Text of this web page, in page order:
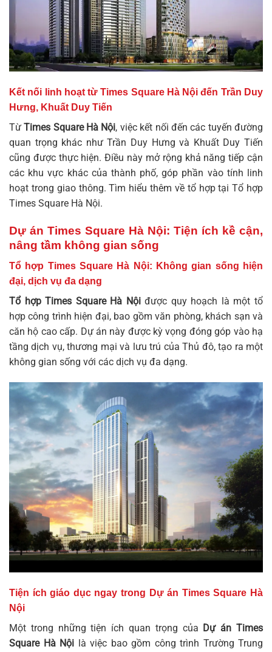
Kết nối linh hoạt từ Times Square Hà Nội đến Trần Duy
Hưng, Khuất Duy Tiến
TừTimes Square Hà Nội, việc kết nối đến các tuyến đường
quan trọng khác như Trần Duy Hưng và Khuất Duy Tiến
cũng được thực hiện. Điều này mở rộng khả năng tiếp cận
các khu vực khác của thành phố, góp phần vào tính linh
hoạt trong giao thông. Tìm hiểu thêm về tổ hợp tạiTổ hợp
Times Square Hà Nội.
Dự án Times Square Hà Nội: Tiện ích kề cận,
nâng tầm không gian sống
Tổ hợp Times Square Hà Nội: Không gian sống hiện
đại, dịch vụ đa dạng
Tổ hợp Times Square Hà Nộiđược quy hoạch là một tổ
hợp công trình hiện đại, bao gồm văn phòng, khách sạn và
căn hộ cao cấp. Dự án này được kỳ vọng đóng góp vào hạ
tầng dịch vụ, thương mại và lưu trú của Thủ đô, tạo ra một
không gian sống với các dịch vụ đa dạng.
Tiện ích giáo dục ngay trong Dự án Times Square Hà
Nội
Một trong những tiện ích quan trọng của Dự án Times
Square Hà Nội là việc bao gồm công trình Trường Trung